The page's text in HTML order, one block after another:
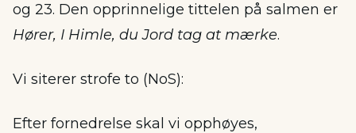
og 23. Den opprinnelige tittelen på salmen er
Hører, I Himle, du Jord tag at mærke.
Vi siterer strofe to (NoS):
Efter fornedrelse skal vi opphøyes,